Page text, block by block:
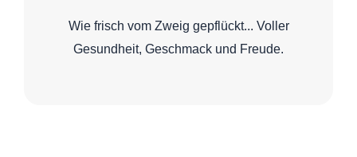
Wie frisch vom Zweig gepflückt... Voller
Gesundheit, Geschmack und Freude.